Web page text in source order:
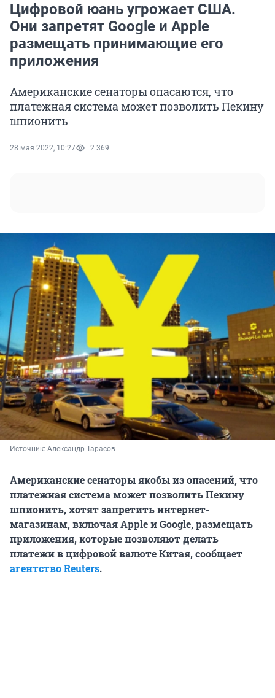
Цифровой юань угрожает США.
Они запретят Google и Apple
размещать принимающие его
приложения
Американские сенаторы опасаются, что
платежная система может позволить Пекину
шпионить
28 мая 2022, 10:27 2 369
Источник: Александр Тарасов
Американские сенаторы якобы из опасений, что
платежная система может позволить Пекину
шпионить, хотят запретить интернет-
магазинам, включая Apple и Google, размещать
приложения, которые позволяют делать
платежи в цифровой валюте Китая, сообщает
агентство Reuters.